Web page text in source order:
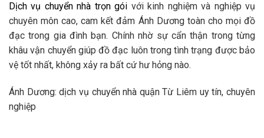
Dịch vụ chuyển nhà trọn gói với kinh nghiệm và nghiệp vụ
chuyên môn cao, cam kết đảm Ánh Dương toàn cho mọi đồ
đạc trong gia đình bạn. Chính nhờ sự cẩn thận trong từng
khâu vận chuyển giúp đồ đạc luôn trong tình trạng được bảo
vệ tốt nhất, không xảy ra bất cứ hư hỏng nào.
Ánh Dương: dịch vụ chuyển nhà quận Từ Liêm uy tín, chuyên
nghiệp